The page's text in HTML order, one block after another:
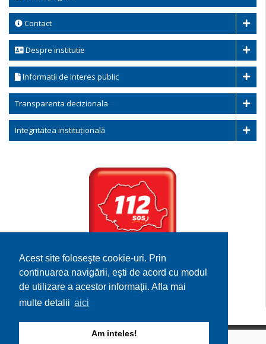
Acest site foloseşte cookie-uri. Prin
continuarea navigării, eşti de acord cu modul
de utilizare a acestor informaţii. Afla mai
multe detalii aici
Am inteles!
Contact
Despre institutie
Informatii de interes public
Transparenta decizionala
Integritatea instituțională
Serviciului de
Urgenta 112